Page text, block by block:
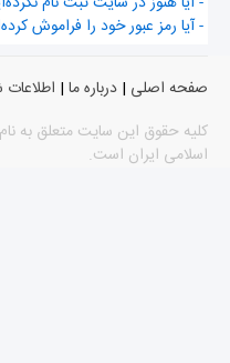
- آیا رمز عبور خود را فراموش
صفحه اصلی |درباره ما |
اسلامی ایران است.